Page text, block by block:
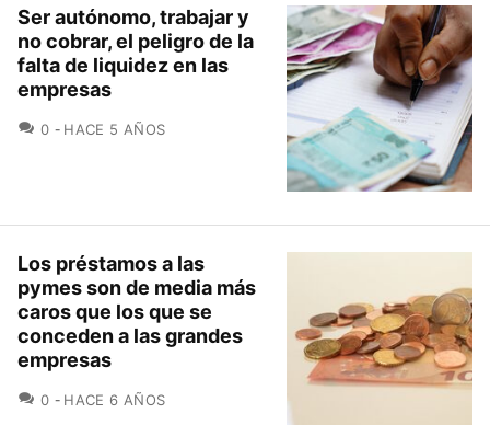
Ser autónomo, trabajar y
no cobrar, el peligro de la
falta de liquidez en las
empresas
0 COMENTARIOS
HACE 5 AÑOS
Los préstamos a las
pymes son de media más
caros que los que se
conceden a las grandes
empresas
0 COMENTARIOS
HACE 6 AÑOS